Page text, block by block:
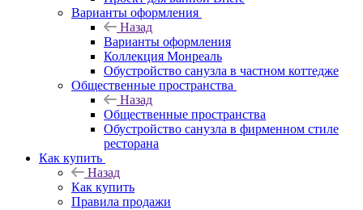
Варианты оформления
Назад
Варианты оформления
Коллекция Монреаль
Обустройство санузла в частном коттедже
Общественные пространства
Назад
Общественные пространства
Обустройство санузла в фирменном стиле
ресторана
Как купить
Назад
Как купить
Правила продажи